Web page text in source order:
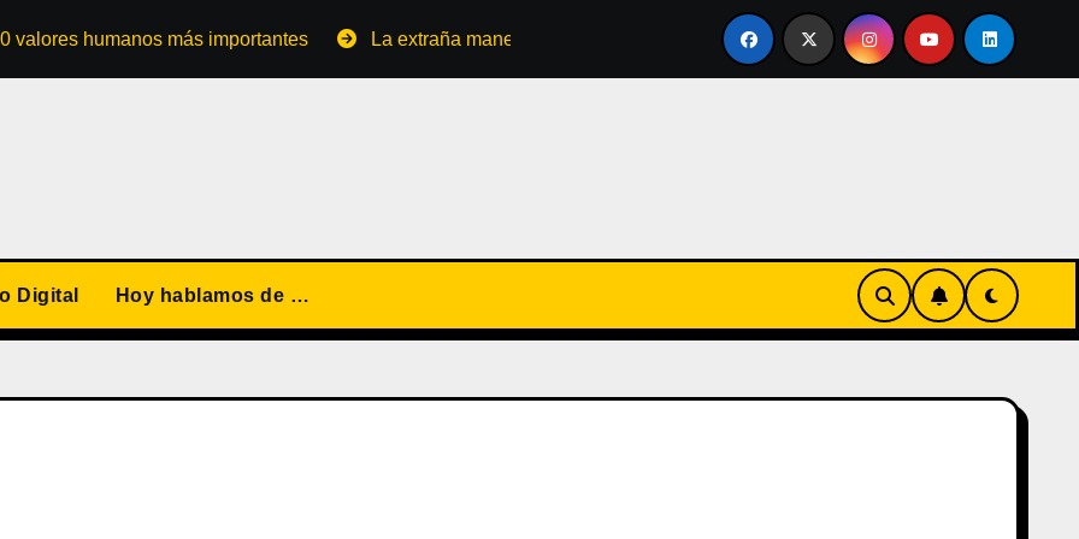
humanos más importantes La extraña manera de convertirse en familia El primer tour de la India Chiquitina
Digital Hoy hablamos de …